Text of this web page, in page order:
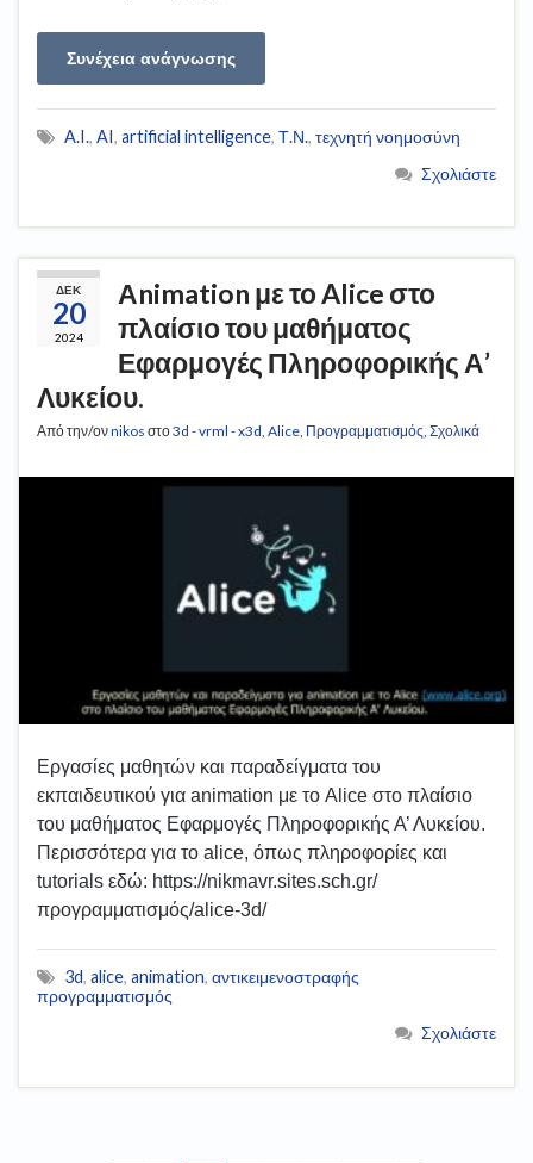
Συνέχεια ανάγνωσης
A.I., AI, artificial intelligence, Τ.Ν., τεχνητή νοημοσύνη
Σχολιάστε
ΔΕΚ
20
2024
Αnimation με το Alice στο
πλαίσιο του μαθήματος
Εφαρμογές Πληροφορικής Α’
Λυκείου.
Από την/ονnikos στο3d - vrml - x3d, Alice, Προγραμματισμός, Σχολικά
Εργασίες μαθητών και παραδείγματα του
εκπαιδευτικού για animation με το Alice στο πλαίσιο
του μαθήματος Εφαρμογές Πληροφορικής Α’ Λυκείου.
Περισσότερα για το alice, όπως πληροφορίες και
tutorials εδώ: https://nikmavr.sites.sch.gr/
προγραμματισμός/alice-3d/
3d, alice, animation, αντικειμενοστραφής
προγραμματισμός
Σχολιάστε